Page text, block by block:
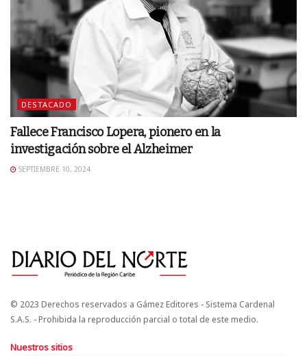
DESTACADO
Fallece Francisco Lopera, pionero en la
investigación sobre el Alzheimer
SEPTIEMBRE 10, 2024
© 2023 Derechos reservados a Gámez Editores - Sistema Cardenal
S.A.S. - Prohibida la reproducción parcial o total de este medio.
Nuestros sitios